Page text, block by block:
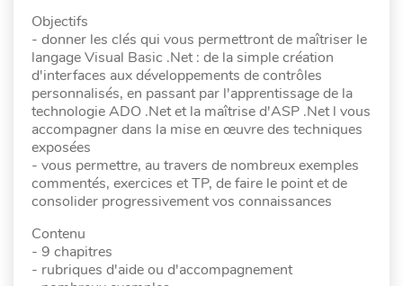
Objectifs
- donner les clés qui vous permettront de maîtriser le
langage Visual Basic .Net : de la simple création
d'interfaces aux développements de contrôles
personnalisés, en passant par l'apprentissage de la
technologie ADO .Net et la maîtrise d'ASP .Net l vous
accompagner dans la mise en œuvre des techniques
exposées
- vous permettre, au travers de nombreux exemples
commentés, exercices et TP, de faire le point et de
consolider progressivement vos connaissances
Contenu
- 9 chapitres
- rubriques d'aide ou d'accompagnement